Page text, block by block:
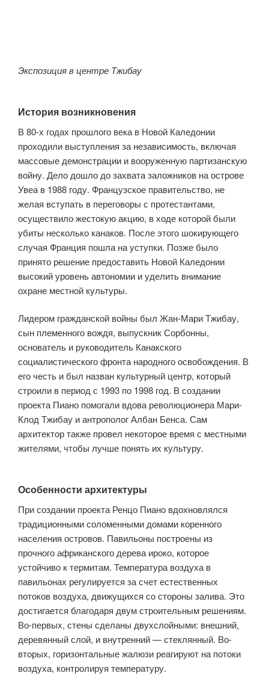
Экспозиция в центре Тжибау
История возникновения
В 80-х годах прошлого века в Новой Каледонии
проходили выступления за независимость, включая
массовые демонстрации и вооруженную партизанскую
войну. Дело дошло до захвата заложников на острове
Увеа в 1988 году. Французское правительство, не
желая вступать в переговоры с протестантами,
осуществило жестокую акцию, в ходе которой были
убиты несколько канаков. После этого шокирующего
случая Франция пошла на уступки. Позже было
принято решение предоставить Новой Каледонии
высокий уровень автономии и уделить внимание
охране местной культуры.
Лидером гражданской войны был Жан-Мари Тжибау,
сын племенного вождя, выпускник Сорбонны,
основатель и руководитель Канакского
социалистического фронта народного освобождения. В
его честь и был назван культурный центр, который
строили в период с 1993 по 1998 год. В создании
проекта Пиано помогали вдова революционера Мари-
Клод Тжибау и антрополог Албан Бенса. Сам
архитектор также провел некоторое время с местными
жителями, чтобы лучше понять их культуру.
Особенности архитектуры
При создании проекта Ренцо Пиано вдохновлялся
традиционными соломенными домами коренного
населения островов. Павильоны построены из
прочного африканского дерева ироко, которое
устойчиво к термитам. Температура воздуха в
павильонах регулируется за счет естественных
потоков воздуха, движущихся со стороны залива. Это
достигается благодаря двум строительным решениям.
Во-первых, стены сделаны двухслойными: внешний,
деревянный слой, и внутренний — стеклянный. Во-
вторых, горизонтальные жалюзи реагируют на потоки
воздуха, контролируя температуру.